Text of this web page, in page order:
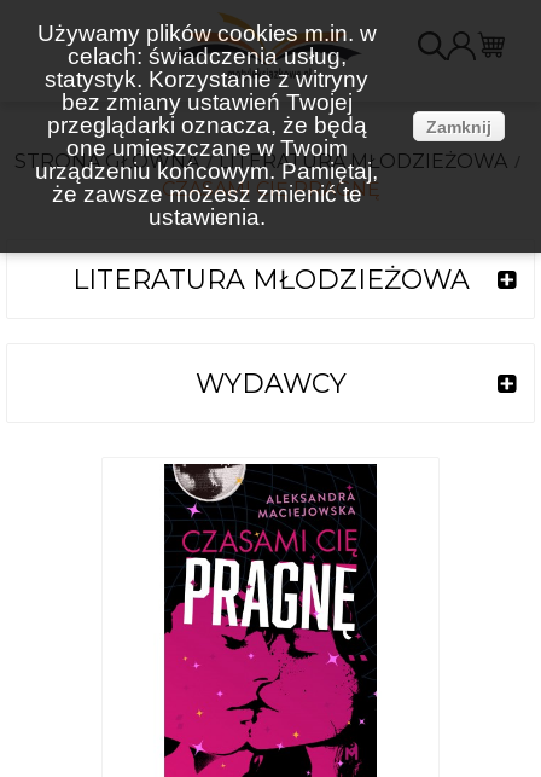
Używamy plików cookies m.in. w
celach: świadczenia usług,
statystyk. Korzystanie z witryny
bez zmiany ustawień Twojej
przeglądarki oznacza, że będą
one umieszczane w Twoim
urządzeniu końcowym. Pamiętaj,
że zawsze możesz zmienić te
ustawienia.
Zamknij
STRONA GŁÓWNA
LITERATURA MŁODZIEŻOWA
CZASAMI CIĘ PRAGNĘ
LITERATURA MŁODZIEŻOWA
WYDAWCY